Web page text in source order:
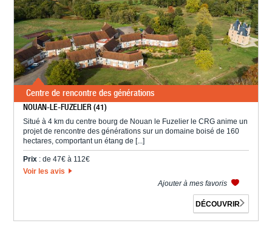
Centre de rencontre des générations
NOUAN-LE-FUZELIER (41)
Situé à 4 km du centre bourg de Nouan le Fuzelier le CRG anime un
projet de rencontre des générations sur un domaine boisé de 160
hectares, comportant un étang de [...]
Prix : de 47€ à 112€
Voir les avis
Ajouter à mes favoris
DÉCOUVRIR